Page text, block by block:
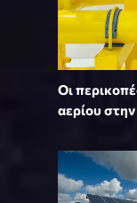
Οι
αερίου